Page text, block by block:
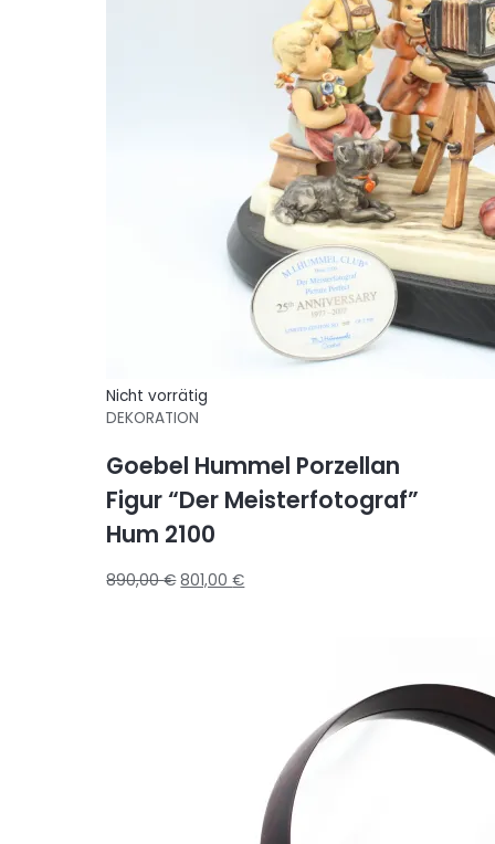
Nicht vorrätig
DEKORATION
Goebel Hummel Porzellan
Figur “Der Meisterfotograf”
Hum 2100
890,00€ 801,00€